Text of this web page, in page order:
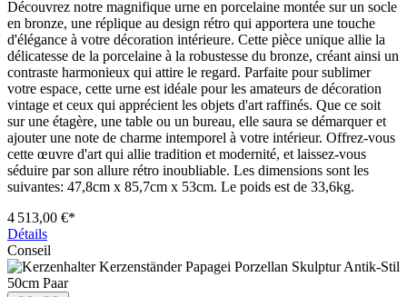
Découvrez notre magnifique urne en porcelaine montée sur un socle
en bronze, une réplique au design rétro qui apportera une touche
d'élégance à votre décoration intérieure. Cette pièce unique allie la
délicatesse de la porcelaine à la robustesse du bronze, créant ainsi un
contraste harmonieux qui attire le regard. Parfaite pour sublimer
votre espace, cette urne est idéale pour les amateurs de décoration
vintage et ceux qui apprécient les objets d'art raffinés. Que ce soit
sur une étagère, une table ou un bureau, elle saura se démarquer et
ajouter une note de charme intemporel à votre intérieur. Offrez-vous
cette œuvre d'art qui allie tradition et modernité, et laissez-vous
séduire par son allure rétro inoubliable. Les dimensions sont les
suivantes: 47,8cm x 85,7cm x 53cm. Le poids est de 33,6kg.
4 513,00 €*
Détails
Conseil